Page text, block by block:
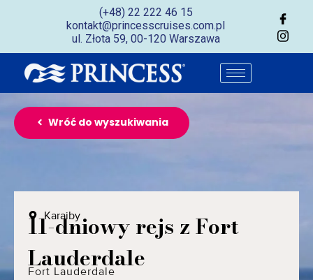
(+48) 22 222 46 15
kontakt@princesscruises.com.pl
ul. Złota 59, 00-120 Warszawa
Wróć do wyszukiwania
Karaiby
11-dniowy rejs z Fort
Lauderdale
Fort Lauderdale